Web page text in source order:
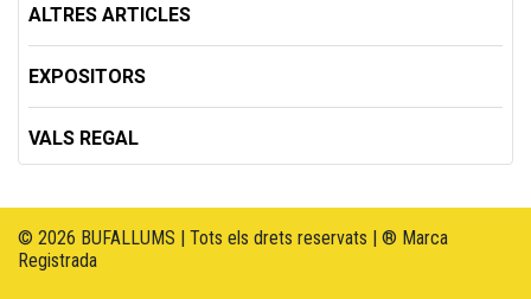
ALTRES ARTICLES
EXPOSITORS
VALS REGAL
© 2026 BUFALLUMS | Tots els drets reservats | ® Marca
Registrada